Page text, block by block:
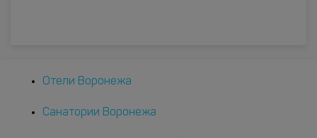
Отели Воронежа
Санатории Воронежа